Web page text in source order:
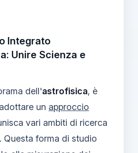
Integrato
Unire Scienza e
dell'astrofisica, è
un approccio
vari ambiti di ricerca
Questa forma di studio